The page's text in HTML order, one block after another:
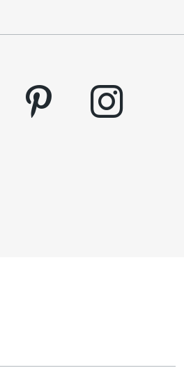
pinterest instagram